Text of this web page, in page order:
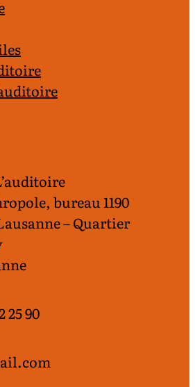
bureau 1190
– Quartier
25 90